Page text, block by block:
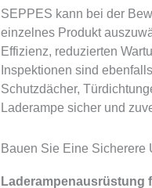
SEPPES kann bei der
einzelnes Produkt
Effizienz, reduzierten
Inspektionen sind
Schutzdächer,
Laderampe sicher und
Bauen Sie Eine Sicherere
Laderampenausrüstung